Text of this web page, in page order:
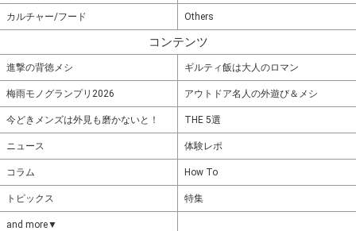
カルチャー/フード Others
コンテンツ
進撃の背徳メシ ギルティ飯は大人のロマン
梅雨モノグランプリ2026 アウトドア名人の外遊び＆メシ
今どきメンズは外見も磨かないと！ THE 5選
ニュース 体験レポ
コラム How To
トピックス 特集
and more▼